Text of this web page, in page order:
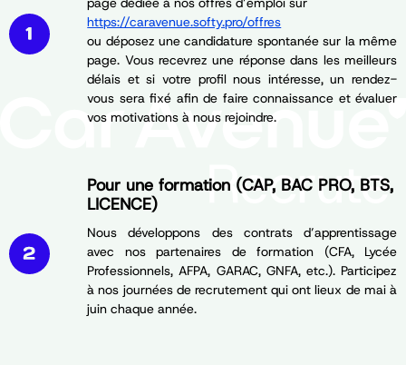
https://caravenue.softy.pro/offres
ou déposez une candidature spontanée sur la même
page. Vous recevrez une réponse dans les meilleurs
délais et si votre profil nous intéresse, un rendez-
vous sera fixé afin de faire connaissance et évaluer
vos motivations à nous rejoindre.
Pour une formation (CAP, BAC PRO, BTS,
LICENCE)
Nous développons des contrats d’apprentissage
avec nos partenaires de formation (CFA, Lycée
Professionnels, AFPA, GARAC, GNFA, etc.). Participez
à nos journées de recrutement qui ont lieux de mai à
juin chaque année.